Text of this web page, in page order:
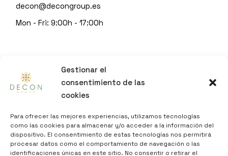
Gestionar el
consentimiento de las
cookies
Para ofrecer las mejores experiencias, utilizamos tecnologías
como las cookies para almacenar y/o acceder a la información del
dispositivo. El consentimiento de estas tecnologías nos permitirá
procesar datos como el comportamiento de navegación o las
identificaciones únicas en este sitio. No consentir o retirar el
decon@decongroup.es
Mon - Fri: 9:00h - 17:00h
bySitgeshosting
INFO
LEGAL NOTICE